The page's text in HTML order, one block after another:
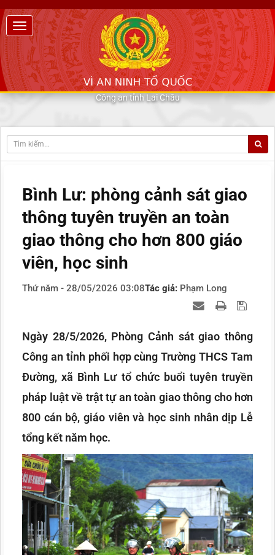
Công an tỉnh Lai Châu
Bình Lư: phòng cảnh sát giao
thông tuyên truyền an toàn
giao thông cho hơn 800 giáo
viên, học sinh
Thứ năm - 28/05/2026 03:08Tác giả: Phạm Long
Ngày 28/5/2026, Phòng Cảnh sát giao thông
Công an tỉnh phối hợp cùng Trường THCS Tam
Đường, xã Bình Lư tổ chức buổi tuyên truyền
pháp luật về trật tự an toàn giao thông cho hơn
800 cán bộ, giáo viên và học sinh nhân dịp Lễ
tổng kết năm học.